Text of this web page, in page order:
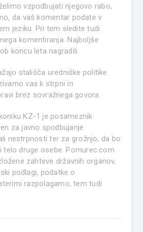
vzpodbujati njegovo rabo,
da vaš komentar podate v
jeziku. Pri tem sledite tudi
komentiranja. Najboljše
koncu leta nagradili.
stališča uredniške politike
vas k strpni in
brez sovražnega govora.
KZ-1 je posameznik
za javno spodbujanje
nestrpnosti ter za grožnjo, da bo
telo druge osebe. Pomurec.com
zahteve državnih organov,
podlagi, podatke o
razpolagamo, tem tudi